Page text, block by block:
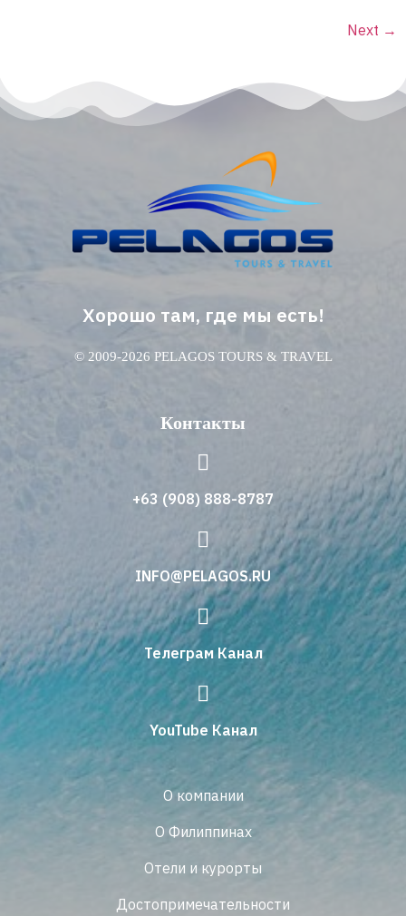
Next →
Хорошо там, где мы есть!
© 2009-2026 PELAGOS TOURS & TRAVEL
Контакты
+63 (908) 888-8787
INFO@PELAGOS.RU
Телеграм Канал
YouTube Канал
О компании
О Филиппинах
Отели и курорты
Достопримечательности